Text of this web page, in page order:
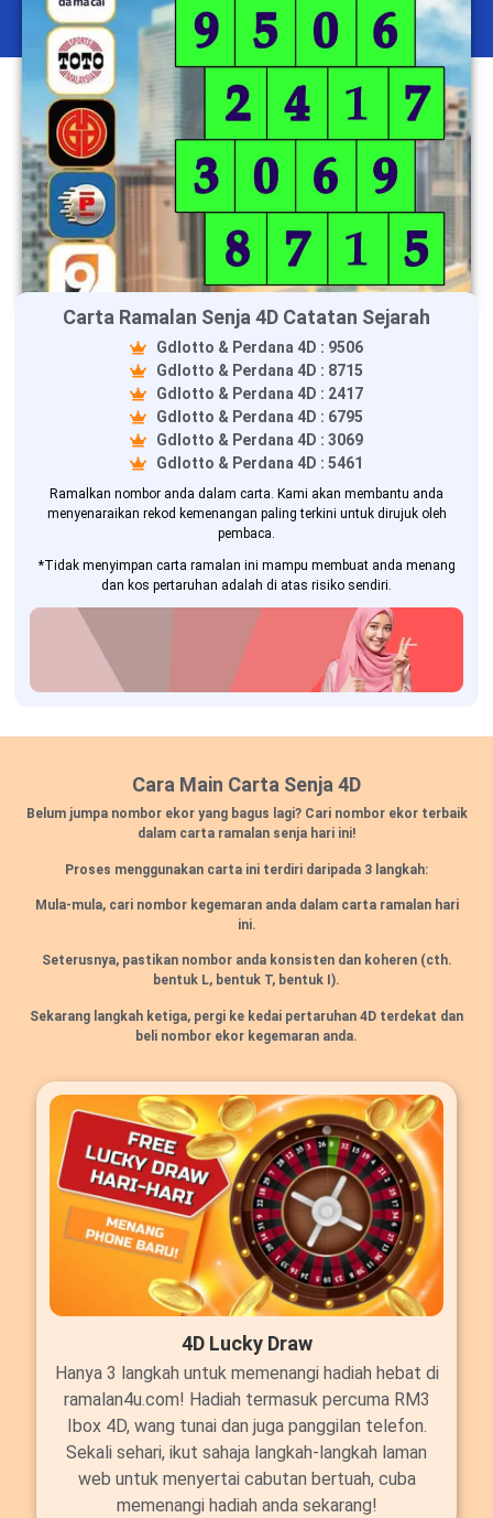
Carta Ramalan Senja 4D Catatan Sejarah
Gdlotto & Perdana 4D : 9506
Gdlotto & Perdana 4D : 8715
Gdlotto & Perdana 4D : 2417
Gdlotto & Perdana 4D : 6795
Gdlotto & Perdana 4D : 3069
Gdlotto & Perdana 4D : 5461
Ramalkan nombor anda dalam carta. Kami akan membantu anda
menyenaraikan rekod kemenangan paling terkini untuk dirujuk oleh
pembaca.
*Tidak menyimpan carta ramalan ini mampu membuat anda menang
dan kos pertaruhan adalah di atas risiko sendiri.
Cara Main Carta Senja 4D
Belum jumpa nombor ekor yang bagus lagi? Cari nombor ekor terbaik
dalam carta ramalan senja hari ini!
Proses menggunakan carta ini terdiri daripada 3 langkah:
Mula-mula, cari nombor kegemaran anda dalam carta ramalan hari
ini.
Seterusnya, pastikan nombor anda konsisten dan koheren (cth.
bentuk L, bentuk T, bentuk I).
Sekarang langkah ketiga, pergi ke kedai pertaruhan 4D terdekat dan
beli nombor ekor kegemaran anda.
4D Lucky Draw
Hanya 3 langkah untuk memenangi hadiah hebat di
ramalan4u.com! Hadiah termasuk percuma RM3
Ibox 4D, wang tunai dan juga panggilan telefon.
Sekali sehari, ikut sahaja langkah-langkah laman
web untuk menyertai cabutan bertuah, cuba
memenangi hadiah anda sekarang!